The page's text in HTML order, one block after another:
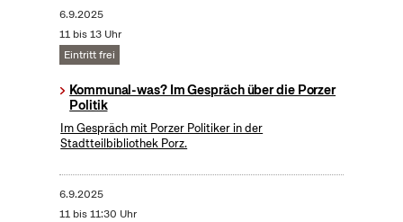
6.9.2025
11 bis 13 Uhr
Eintritt frei
Kommunal-was? Im Gespräch über die Porzer
Politik
Im Gespräch mit Porzer Politiker in der
Stadtteilbibliothek Porz.
6.9.2025
11 bis 11:30 Uhr